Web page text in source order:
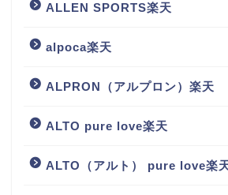
ALLEN SPORTS楽天
alpoca楽天
ALPRON（アルプロン）楽天
ALTO pure love楽天
ALTO（アルト） pure love楽